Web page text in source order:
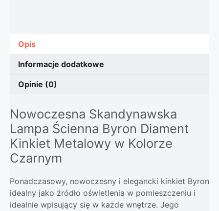
Opis
Informacje dodatkowe
Opinie (0)
Nowoczesna Skandynawska
Lampa Ścienna Byron Diament
Kinkiet Metalowy w Kolorze
Czarnym
Ponadczasowy, nowoczesny i elegancki kinkiet Byron
idealny jako źródło oświetlenia w pomieszczeniu i
idealnie wpisujący się w każde wnętrze. Jego